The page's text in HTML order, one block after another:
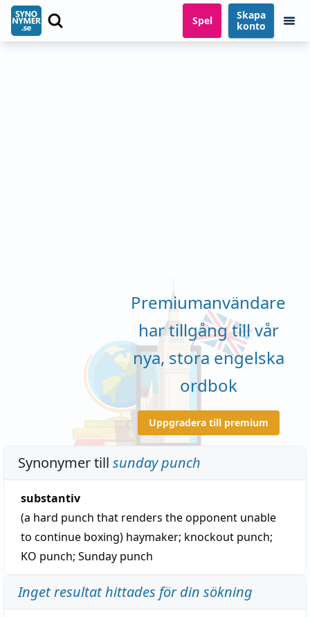
Spel
Skapa
konto
Premiumanvändare
har tillgång till vår
nya, stora engelska
ordbok
Uppgradera till premium
Synonymer till sunday punch
substantiv
(a hard punch that renders the opponent unable
to continue boxing) haymaker; knockout punch;
KO punch; Sunday punch
Inget resultat hittades för din sökning